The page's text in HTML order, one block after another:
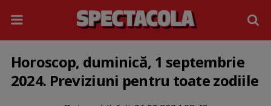
Horoscop, duminică, 1 septembrie
2024. Previziuni pentru toate zodiile